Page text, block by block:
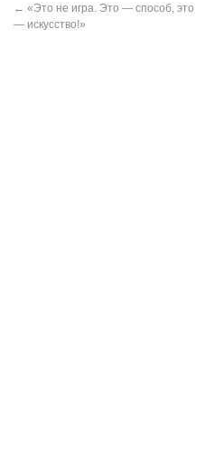
← «Это не игра. Это — способ, это
— искусство!»